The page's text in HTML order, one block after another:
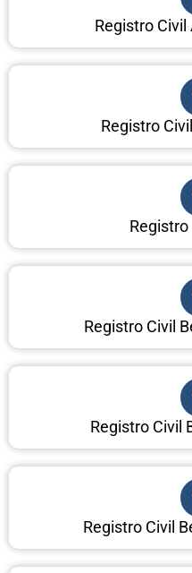
Registro Civil
Registro
Registro Civil
Registro Civil
Registro Civil